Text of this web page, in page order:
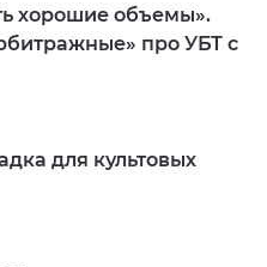
хорошие объемы».
про УБТ с
для культовых